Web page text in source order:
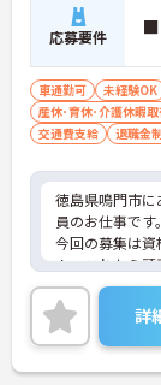
通勤面にも配慮
・マイカー通勤
・駐車場あり
・鳴門駅から車
→ ご自身に合
応募要件 ■
車通勤可 未経験OK
産休･育休･介護休暇
交通費支給
退職金
徳島県鳴門市
員のお仕事です。
今回の募集は
ん、これから
方にもオスス
年間休日110日
っかり働いて
働き方を実現
ご興味ある方
詳